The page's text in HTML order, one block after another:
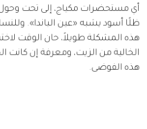
أي مستحضرات مكياج، إلى تحت وحول
ظلًا أسود يشبه «عين الباندا».
هذه المشكلة طويلاً، حان الوقت
الخالية من الزيت، ومعرفة إن كانت
هذه الفوضى.